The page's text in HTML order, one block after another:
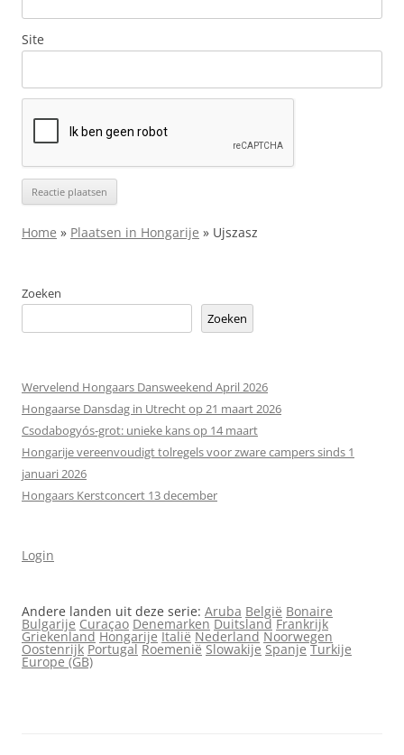
Site
Home » Plaatsen in Hongarije » Ujszasz
Zoeken
Zoeken
Wervelend Hongaars Dansweekend April 2026
Hongaarse Dansdag in Utrecht op 21 maart 2026
Csodabogyós‑grot: unieke kans op 14 maart
Hongarije vereenvoudigt tolregels voor zware campers sinds 1
januari 2026
Hongaars Kerstconcert 13 december
Login
Andere landen uit deze serie: Aruba België Bonaire
Bulgarije Curaçao Denemarken Duitsland Frankrijk
Griekenland Hongarije Italië Nederland Noorwegen
Oostenrijk Portugal Roemenië Slowakije Spanje Turkije
Europe (GB)